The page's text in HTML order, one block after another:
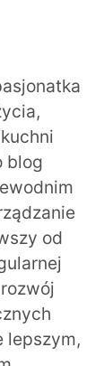
blog
od
lepszym,